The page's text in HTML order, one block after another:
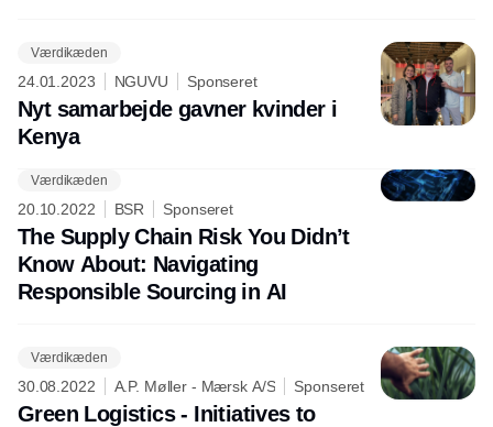
Værdikæden
24.01.2023 NGUVU Sponseret
Nyt samarbejde gavner kvinder i
Kenya
Værdikæden
20.10.2022 BSR Sponseret
The Supply Chain Risk You Didn’t
Know About: Navigating
Responsible Sourcing in AI
Værdikæden
30.08.2022 A.P. Møller - Mærsk A/S Sponseret
Green Logistics - Initiatives to